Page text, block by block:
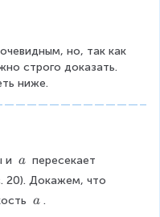
но, так как
строго доказать.
ниже.
и \
\
a пересекает
20). Докажем, что
\
a .